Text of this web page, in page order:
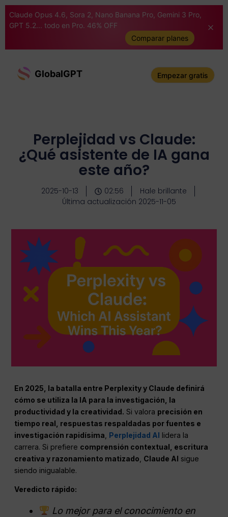
Claude Opus 4.6, Sora 2, Nano Banana Pro, Gemini 3 Pro,
GPT 5.2... todo en Pro. 46% OFF
Comparar planes
GlobalGPT Empezar gratis
Perplejidad vs Claude:
¿Qué asistente de IA gana
este año?
2025-10-13 02:56
Hale brillante
Última actualización 2025-11-05
En 2025, la batalla entre Perplexity y Claude definirá
cómo se utiliza la IA para la investigación, la
productividad y la creatividad. Si valora precisión en
tiempo real, respuestas respaldadas por fuentes e
investigación rapidísima Perplejidad AI lidera la
carrera. Si prefiere comprensión contextual, escritura
creativa y razonamiento matizado Claude AI sigue
siendo inigualable.
Veredicto rápido:
Lo mejor para el conocimiento en